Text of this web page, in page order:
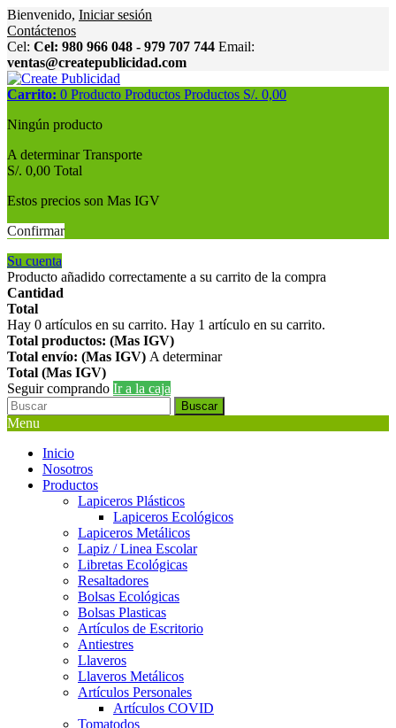
Bienvenido, Iniciar sesión
Contáctenos
Cel: Cel: 980 966 048 - 979 707 744 Email:
ventas@createpublicidad.com
Carrito: 0 Producto Productos Productos S/. 0,00
Ningún producto
A determinarTransporte
S/. 0,00 Total
Estos precios son Mas IGV
Confirmar
Su cuenta
Producto añadido correctamente a su carrito de la compra
Cantidad
Total
Hay 0 artículos en su carrito. Hay 1 artículo en su carrito.
Total productos: (Mas IGV)
Total envío: (Mas IGV) A determinar
Total (Mas IGV)
Seguir comprando Ir a la caja
Buscar
Menu
Inicio
Nosotros
Productos
Lapiceros Plásticos
Lapiceros Ecológicos
Lapiceros Metálicos
Lapiz / Linea Escolar
Libretas Ecológicas
Resaltadores
Bolsas Ecológicas
Bolsas Plasticas
Artículos de Escritorio
Antiestres
Llaveros
Llaveros Metálicos
Artículos Personales
Artículos COVID
Tomatodos